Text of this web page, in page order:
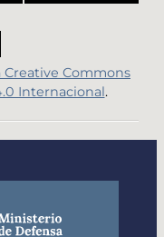
Creative Commons
Internacional.